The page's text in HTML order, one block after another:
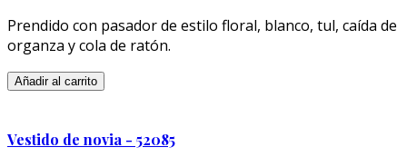
Prendido con pasador de estilo floral, blanco, tul, caída de
organza y cola de ratón.
Añadir al carrito
Vestido de novia - 52085